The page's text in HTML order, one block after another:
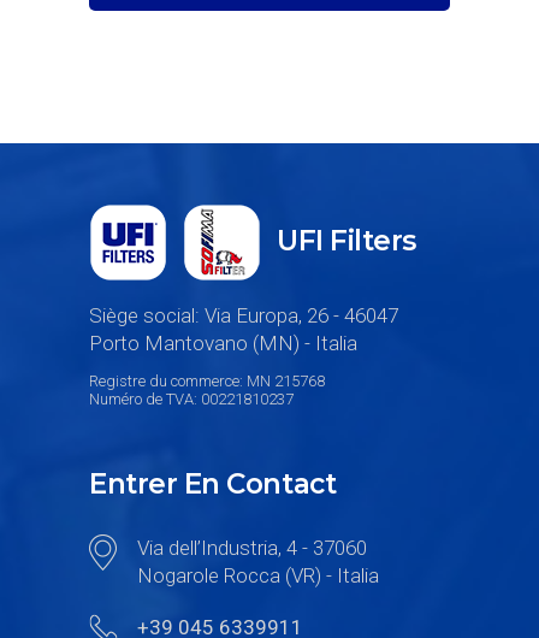
UFI Filters
Siège social: Via Europa, 26 - 46047
Porto Mantovano (MN) - Italia
Registre du commerce: MN 215768
Numéro de TVA: 00221810237
Entrer En Contact
Via dell’Industria, 4 - 37060
Nogarole Rocca (VR) - Italia
+39 045 6339911